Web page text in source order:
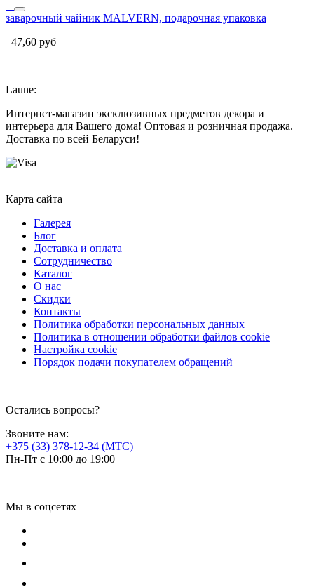
заварочный чайник MALVERN, подарочная упаковка
47,60 руб
Laune:
Интернет-магазин эксклюзивных предметов декора и
интерьера для Вашего дома! Оптовая и розничная продажа.
Доставка по всей Беларуси!
Карта сайта
Галерея
Блог
Доставка и оплата
Сотрудничество
Каталог
О нас
Скидки
Контакты
Политика обработки персональных данных
Политика в отношении обработки файлов cookie
Настройка cookie
Порядок подачи покупателем обращений
Остались вопросы?
Звоните нам:
+375 (33) 378-12-34 (МТС)
Пн-Пт с 10:00 до 19:00
Мы в соцсетях